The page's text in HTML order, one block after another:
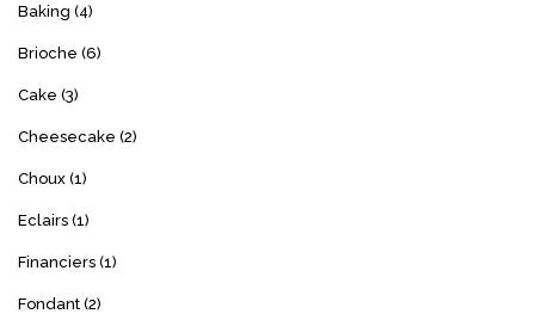
Baking (4)
Brioche (6)
Cake (3)
Cheesecake (2)
Choux (1)
Eclairs (1)
Financiers (1)
Fondant (2)